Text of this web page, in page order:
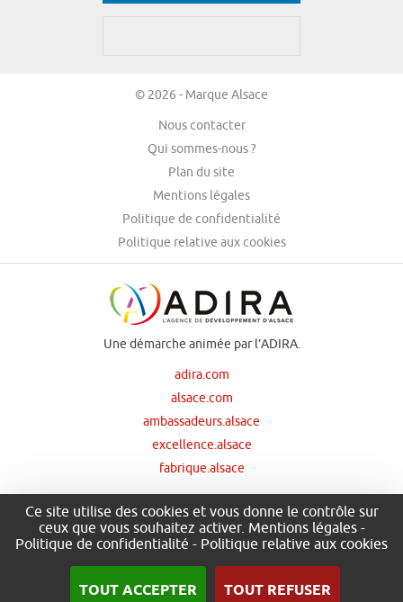
© 2026 - Marque Alsace
Nous contacter
Qui sommes-nous ?
Plan du site
Mentions légales
Politique de confidentialité
Politique relative aux cookies
Une démarche animée par l’ADIRA.
adira.com
alsace.com
ambassadeurs.alsace
excellence.alsace
fabrique.alsace
Nos principaux financeurs
Ce site utilise des cookies et vous donne le contrôle sur
ceux que vous souhaitez activer. Mentions légales-
Politique de confidentialité - Politique relative aux cookies
TOUT ACCEPTER TOUT REFUSER